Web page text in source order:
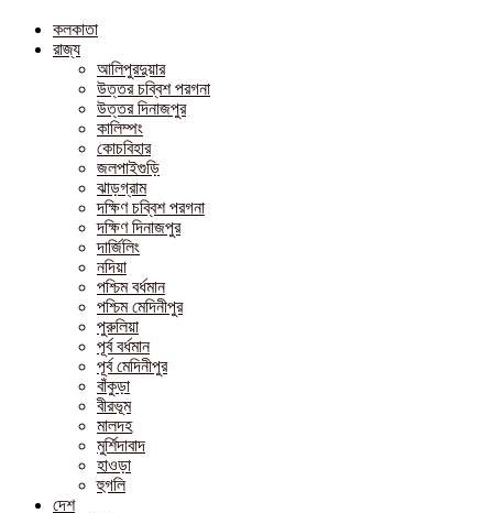
কলকাতা
রাজ্য
আলিপুরদুয়ার
উত্তর চব্বিশ পরগনা
উত্তর দিনাজপুর
কালিম্পং
কোচবিহার
জলপাইগুড়ি
ঝাড়গ্রাম
দক্ষিণ চব্বিশ পরগনা
দক্ষিণ দিনাজপুর
দার্জিলিং
নদিয়া
পশ্চিম বর্ধমান
পশ্চিম মেদিনীপুর
পুরুলিয়া
পূর্ব বর্ধমান
পূর্ব মেদিনীপুর
বাঁকুড়া
বীরভূম
মালদহ
মুর্শিদাবাদ
হাওড়া
হুগলি
দেশ